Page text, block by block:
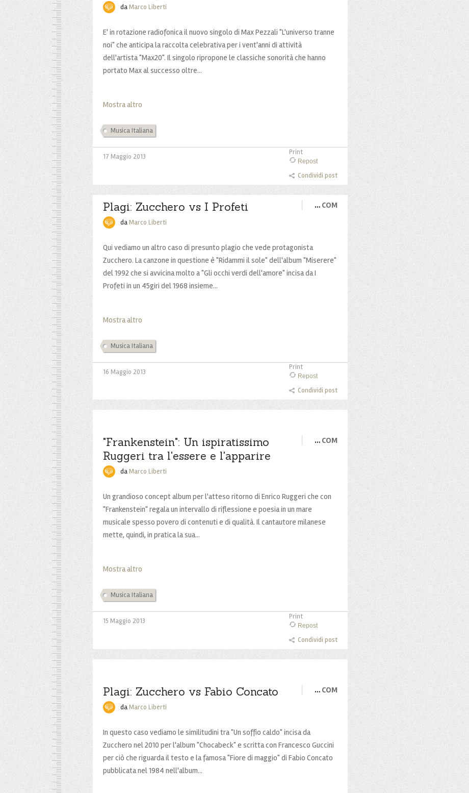
daMarco Liberti
E' in rotazione radiofonica il nuovo singolo di Max Pezzali "L'universo tranne
noi" che anticipa la raccolta celebrativa per i vent'anni di attività
dell'artista "Max20". Il singolo ripropone le classiche sonorità che hanno
portato Max al successo oltre...
Mostra altro
Musica Italiana
17 Maggio 2013
Print
Repost
Condividi post
Plagi: Zucchero vs I Profeti … COM
daMarco Liberti
Qui vediamo un altro caso di presunto plagio che vede protagonista
Zucchero. La canzone in questione è "Ridammi il sole" dell'album "Miserere"
del 1992 che si avvicina molto a "Gli occhi verdi dell'amore" incisa da I
Profeti in un 45giri del 1968 insieme...
Mostra altro
Musica Italiana
16 Maggio 2013
Print
Repost
Condividi post
"Frankenstein": Un ispiratissimo
Ruggeri tra l'essere e l'apparire
… COM
daMarco Liberti
Un grandioso concept album per l'atteso ritorno di Enrico Ruggeri che con
"Frankenstein" regala un intervallo di riflessione e poesia in un mare
musicale spesso povero di contenuti e di qualità. Il cantautore milanese
mette, quindi, in pratica la sua...
Mostra altro
Musica Italiana
15 Maggio 2013
Print
Repost
Condividi post
Plagi: Zucchero vs Fabio Concato … COM
daMarco Liberti
In questo caso vediamo le similitudini tra "Un soffio caldo" incisa da
Zucchero nel 2010 per l'album "Chocabeck" e scritta con Francesco Guccini
per ciò che riguarda il testo e la famosa "Fiore di maggio" di Fabio Concato
pubblicata nel 1984 nell'album...